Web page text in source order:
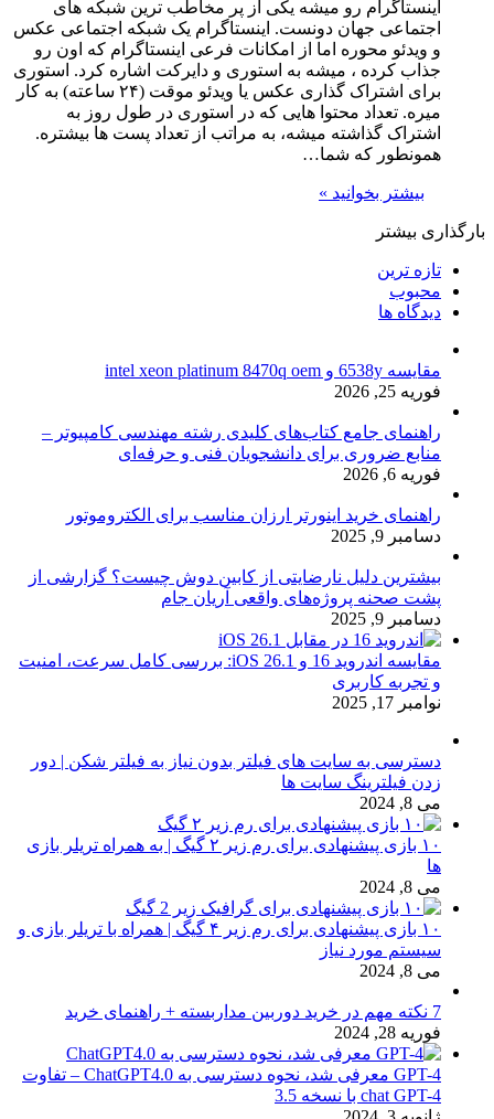
اینستاگرام رو میشه یکی از پر مخاطب ترین شبکه های
اجتماعی جهان دونست. اینستاگرام یک شبکه اجتماعی عکس
و ویدئو محوره اما از امکانات فرعی اینستاگرام که اون رو
جذاب کرده ، میشه به استوری و دایرکت اشاره کرد. استوری
برای اشتراک گذاری عکس یا ویدئو موقت (۲۴ ساعته) به کار
میره. تعداد محتوا هایی که در استوری در طول روز به
اشتراک گذاشته میشه، به مراتب از تعداد پست ها بیشتره.
همونطور که شما…
بیشتر بخوانید »
بارگذاری بیشتر
تازه ترین
محبوب
دیدگاه ها
مقایسه 6538y و intel xeon platinum 8470q oem
فوریه 25, 2026
راهنمای جامع کتاب‌های کلیدی رشته مهندسی کامپیوتر –
منابع ضروری برای دانشجویان فنی و حرفه‌ای
فوریه 6, 2026
راهنمای خرید اینورتر ارزان مناسب برای الکتروموتور
دسامبر 9, 2025
بیشترین دلیل نارضایتی از کابین دوش چیست؟ گزارشی از
پشت صحنه پروژه‌های واقعی آریان جام
دسامبر 9, 2025
مقایسه اندروید 16 و iOS 26.1: بررسی کامل سرعت، امنیت
و تجربه کاربری
نوامبر 17, 2025
دسترسی به سایت های فیلتر بدون نیاز به فیلتر شکن | دور
زدن فیلترینگ سایت ها
می 8, 2024
۱۰ بازی پیشنهادی برای رم زیر ۲ گیگ | به همراه تریلر بازی
ها
می 8, 2024
۱۰ بازی پیشنهادی برای رم زیر ۴ گیگ | همراه با تریلر بازی و
سیستم مورد نیاز
می 8, 2024
7 نکته مهم در خرید دوربین مداربسته + راهنمای خرید
فوریه 28, 2024
GPT-4 معرفی شد، نحوه دسترسی به ChatGPT4.0 – تفاوت
chat GPT-4 با نسخه 3.5